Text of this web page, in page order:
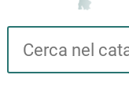
Cerca su "Catalogo"